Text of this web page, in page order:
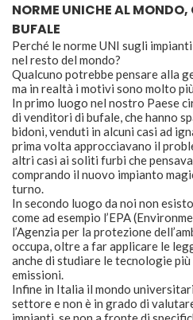
NORME UNICHE AL MONDO,
BUFALE
Perché le norme UNI sugli
nel resto del mondo?
Qualcuno potrebbe pensare alla
ma in realtà i motivi sono molto
In primo luogo nel nostro Paese
di venditori di bufale, che hanno
bidoni, venduti in alcuni casi ad
prima volta approcciavano il
altri casi ai soliti furbi che
comprando il nuovo impianto
turno.
In secondo luogo da noi non
come ad esempio l’EPA
l’Agenzia per la protezione
occupa, oltre a far applicare le
anche di studiare le tecnologie
emissioni.
Infine in Italia il mondo
settore e non è in grado di